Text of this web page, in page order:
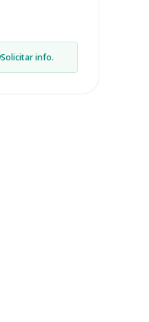
Solicitar info.